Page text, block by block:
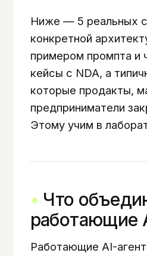
Ниже — 5 реальных
конкретной
примером промпта и
кейсы с NDA, а
которые продакты,
предприниматели
Этому учим в
Что
работающие
Работающие AI-